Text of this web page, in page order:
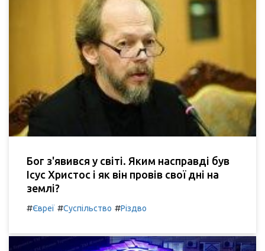
Бог з'явився у світі. Яким насправді був
Ісус Христос і як він провів свої дні на
землі?
#Євреї #Суспільство #Різдво